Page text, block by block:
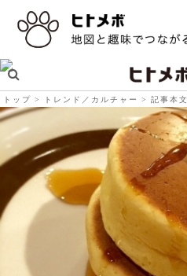
トップ トレンド／カルチャー 記事本文